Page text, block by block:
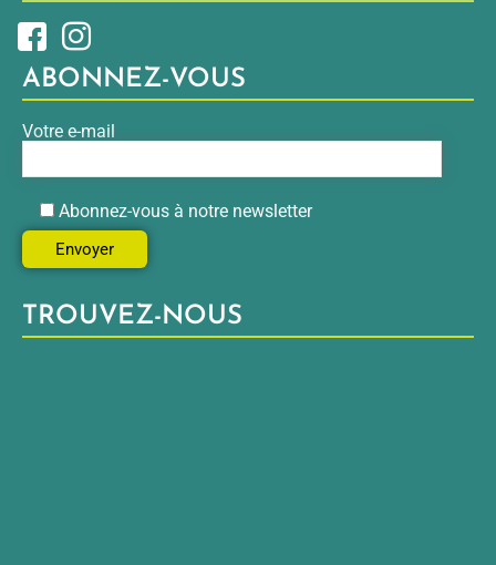
ABONNEZ-VOUS
Votre e-mail
Abonnez-vous à notre newsletter
TROUVEZ-NOUS